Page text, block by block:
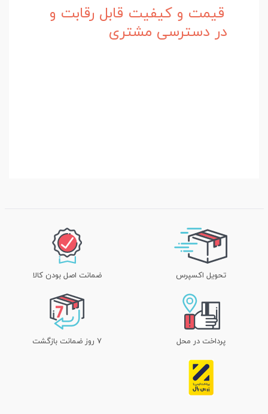
قیمت و کیفیت قابل رقابت و
در دسترسی مشتری
تحویل اکسپرس ضمانت اصل بودن کالا
پرداخت در محل ۷ روز ضمانت بازگشت